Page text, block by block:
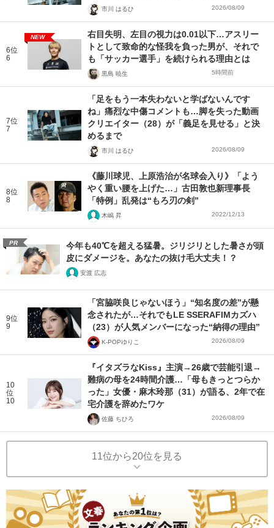
市川 はるひ 2026/08/09
6位
6
NEW
右目失明、左目の視力は0.01以下…アスリー
トとして致命的な怪我を負った男が、それで
も「サッカー選手」を続けられる理由とは
黒島 暁生 5時間前
7位
7
「足をもう一本失わないと学ばないんです
ね」痛烈な中傷コメントも…脚を失った動画
クリエイター（28）が「義足を見せる」と決
めるまで
市川 はるひ 2026/08/09
8位
8
《藤川球児、上原浩治が名球会入り》「よう
やく重い腰を上げた…」古田敦也新理事長
「特例」乱発は“もろ刃の剣”
木嶋 昇 2022/12/13
PR
今年も40℃を超える猛暑。ジリジリとした暑さが頭
皮にダメージを。あなたの抜け毛大丈夫！？
安渡 広志
9位
9
「宮脇咲良じゃないほう」“知名度の差”が懸
念されたが…それでもLE SSERAFIMカズハ
（23）が人気メンバーになった“納得の理由”
K-POPゆりこ 2026/08/09
10
位
10
『イタズラなKiss』主演→26歳で芸能引退→
難病の母を24時間介護…「母もきっとつらか
った」女優・麻木玲那（31）が語る、2年で在
宅介護を辞めたワケ
佐藤 ちひろ 2026/08/09
11位から20位を見る